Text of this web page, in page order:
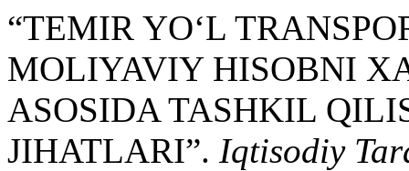
“TEMIR YO‘L
MOLIYAVIY HISOBNI
ASOSIDA TASHKIL
JIHATLARI”. Iqtisodiy